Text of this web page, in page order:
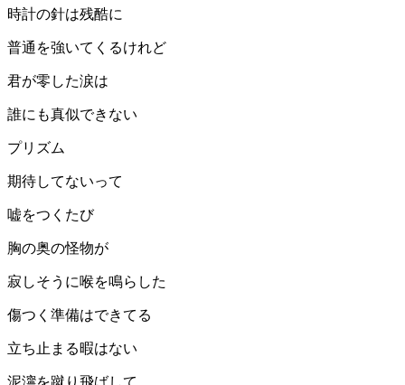
時計の針は残酷に
普通を強いてくるけれど
君が零した涙は
誰にも真似できない
プリズム
期待してないって
嘘をつくたび
胸の奥の怪物が
寂しそうに喉を鳴らした
傷つく準備はできてる
立ち止まる暇はない